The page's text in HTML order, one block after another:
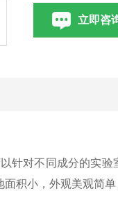
立即咨
针对不同成分的实
积小，外观美观简